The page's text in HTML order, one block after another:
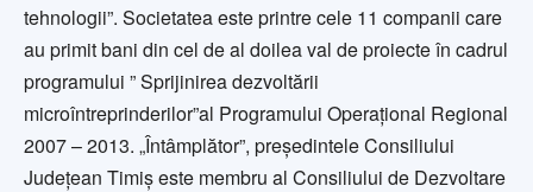
tehnologii”. Societatea este printre cele 11 companii care
au primit bani din cel de al doilea val de proiecte în cadrul
programului ” Sprijinirea dezvoltării
microîntreprinderilor”al Programului Operaţional Regional
2007 – 2013. „Întâmplător”, preşedintele Consiliului
Judeţean Timiş este membru al Consiliului de Dezvoltare